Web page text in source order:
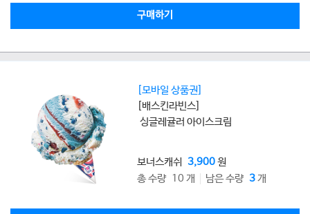
구매하기
[모바일 상품권]
[배스킨라빈스]
싱글레귤러 아이스크림
보너스캐쉬 3,900원
총 수량 10 개
남은 수량 3개